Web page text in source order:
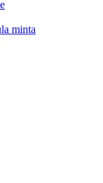
minta